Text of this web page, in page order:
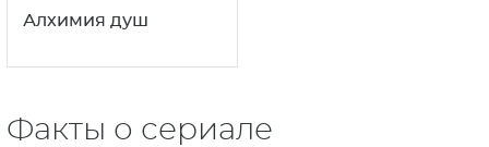
Алхимия душ
Факты о сериале